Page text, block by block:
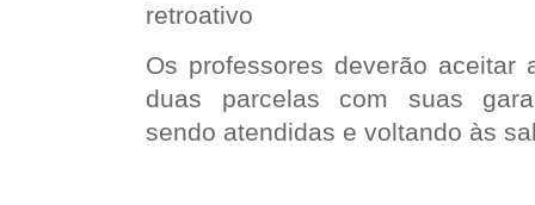
retroativo
Os professores deverão aceitar
duas parcelas com suas
sendo atendidas e voltando às